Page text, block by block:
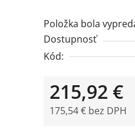
Položka bola
Dostupnosť
Kód:
215,92 €
175,54 € bez DPH